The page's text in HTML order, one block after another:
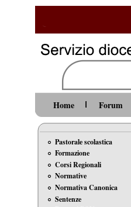
Home Forum
Pastorale scolastica
Formazione
Corsi Regionali
Normative
Normativa Canonica
Sentenze